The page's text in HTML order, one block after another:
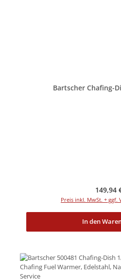
Bartscher Chafing-
149,94
Preis inkl. MwSt. + ggf.
In den